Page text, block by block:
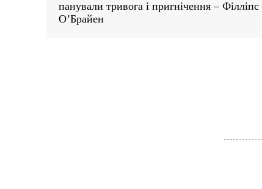
панували тривога і пригнічення – Філліпс
О’Брайен